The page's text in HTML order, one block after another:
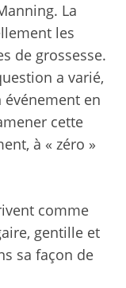
La
les
de grossesse.
a varié,
en
cette
à « zéro »
comme
gentille et
sa façon de